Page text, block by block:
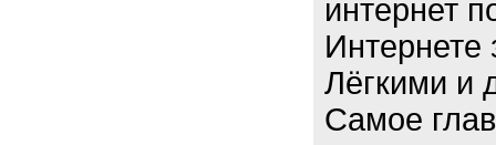
интернет
Интернете
Лёгкими и
Самое